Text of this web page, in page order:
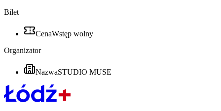
Bilet
CenaWstęp wolny
Organizator
NazwaSTUDIO MUSE